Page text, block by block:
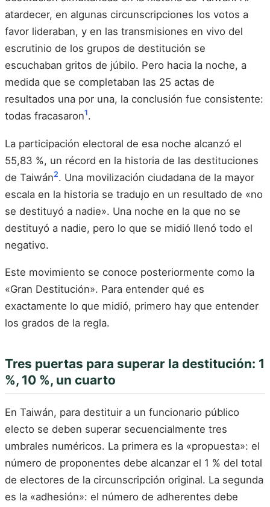
atardecer, en algunas circunscripciones los votos a
favor lideraban, y en las transmisiones en vivo del
escrutinio de los grupos de destitución se
escuchaban gritos de júbilo. Pero hacia la noche, a
medida que se completaban las 25 actas de
resultados una por una, la conclusión fue consistente:
todas fracasaron1.
La participación electoral de esa noche alcanzó el
55,83 %, un récord en la historia de las destituciones
de Taiwán2. Una movilización ciudadana de la mayor
escala en la historia se tradujo en un resultado de «no
se destituyó a nadie». Una noche en la que no se
destituyó a nadie, pero lo que se midió llenó todo el
negativo.
Este movimiento se conoce posteriormente como la
«Gran Destitución». Para entender qué es
exactamente lo que midió, primero hay que entender
los grados de la regla.
Tres puertas para superar la destitución: 1
%, 10 %, un cuarto
En Taiwán, para destituir a un funcionario público
electo se deben superar secuencialmente tres
umbrales numéricos. La primera es la «propuesta»: el
número de proponentes debe alcanzar el 1 % del total
de electores de la circunscripción original. La segunda
es la «adhesión»: el número de adherentes debe